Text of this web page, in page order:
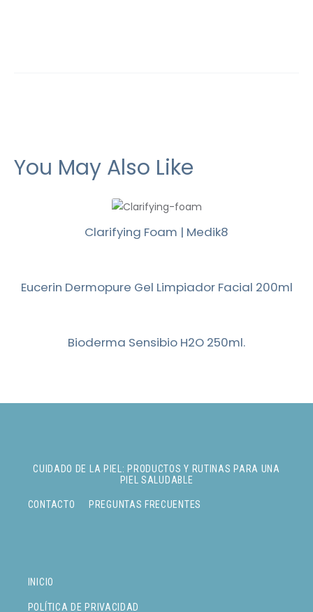
You May Also Like
Clarifying Foam | Medik8
Eucerin Dermopure Gel Limpiador Facial 200ml
Bioderma Sensibio H2O 250ml.
INICIO
POLÍTICA DE PRIVACIDAD
CUIDADO DE LA PIEL: PRODUCTOS Y RUTINAS PARA UNA
PIEL SALUDABLE
CONTACTO PREGUNTAS FRECUENTES